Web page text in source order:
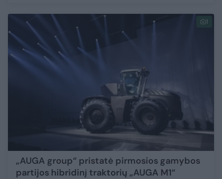
1
„AUGA group“ pristatė pirmosios gamybos
partijos hibridinį traktorių „AUGA M1“